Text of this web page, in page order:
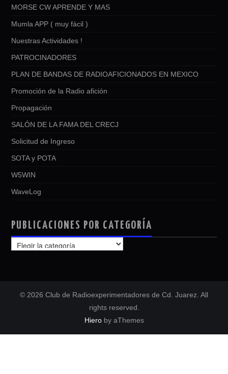
MORSE CW APRENDE Y MAS
Mumla APP ( muy fácil )
Nuestras Actividades !
PATROCINADORES
PLAN DE BANDAS DE RADIOAFICIONADOS EN MEXICO
Promoción de la Radio afición
Propagación
SALÓN DE LA FAMA DEL CRECJ
Solicitud de Ingreso
SOTA y POTA
W5WIN
WaveLog
PUBLICACIONES POR CATEGORÍA
PUBLICACIONES
POR
© 2026 Club de Radioexperimentadores de Cd. Juarez. All
rights reserved.
Hieroby aThemes